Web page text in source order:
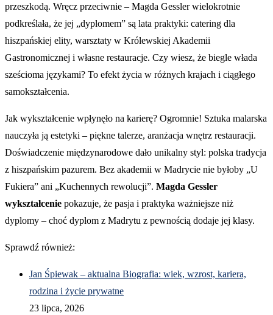
przeszkodą. Wręcz przeciwnie – Magda Gessler wielokrotnie
podkreślała, że jej „dyplomem” są lata praktyki: catering dla
hiszpańskiej elity, warsztaty w Królewskiej Akademii
Gastronomicznej i własne restauracje. Czy wiesz, że biegle włada
sześcioma językami? To efekt życia w różnych krajach i ciągłego
samokształcenia.
Jak wykształcenie wpłynęło na karierę? Ogromnie! Sztuka malarska
nauczyła ją estetyki – piękne talerze, aranżacja wnętrz restauracji.
Doświadczenie międzynarodowe dało unikalny styl: polska tradycja
z hiszpańskim pazurem. Bez akademii w Madrycie nie byłoby „U
Fukiera” ani „Kuchennych rewolucji”. Magda Gessler
wykształcenie pokazuje, że pasja i praktyka ważniejsze niż
dyplomy – choć dyplom z Madrytu z pewnością dodaje jej klasy.
Sprawdź również:
Jan Śpiewak – aktualna Biografia: wiek, wzrost, kariera,
rodzina i życie prywatne
23 lipca, 2026